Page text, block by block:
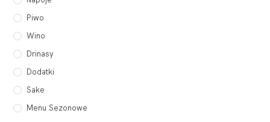
Piwo
Wino
Drinasy
Dodatki
Sake
Menu Sezonowe